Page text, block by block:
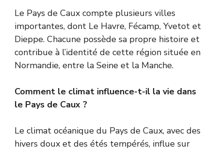
Le Pays de Caux compte plusieurs villes
importantes, dont Le Havre, Fécamp, Yvetot et
Dieppe. Chacune possède sa propre histoire et
contribue à l’identité de cette région située en
Normandie, entre la Seine et la Manche.
Comment le climat influence-t-il la vie dans
le Pays de Caux ?
Le climat océanique du Pays de Caux, avec des
hivers doux et des étés tempérés, influe sur